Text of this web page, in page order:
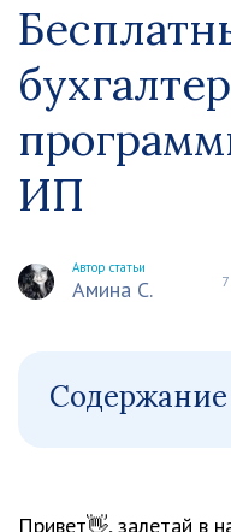
ИП
Автор статьи
Амина С.
Содержание
Привет👋, залетай в